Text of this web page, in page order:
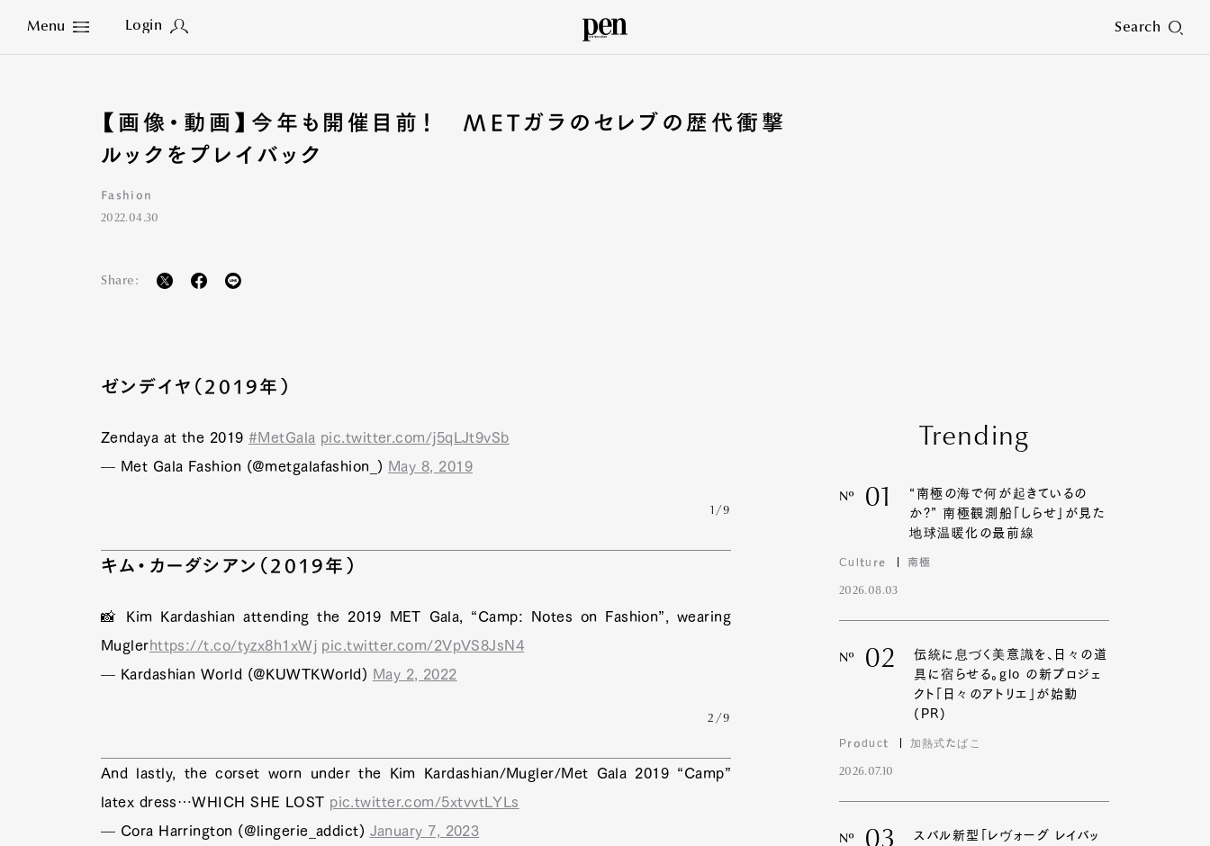
Menu Login Search
Close
【画像・動画】今年も開催目前！ METガラのセレブの歴代衝撃
ルックをプレイバック
Fashion
2022.04.30
Share:
ゼンデイヤ（2019年）
Zendaya at the 2019 #MetGala pic.twitter.com/j5qLJt9vSb
— Met Gala Fashion (@metgalafashion_) May 8, 2019
1/9
キム・カーダシアン（2019年）
📸 Kim Kardashian attending the 2019 MET Gala, “Camp: Notes on Fashion”, wearing
Muglerhttps://t.co/tyzx8h1xWj pic.twitter.com/2VpVS8JsN4
— Kardashian World (@KUWTKWorld) May 2, 2022
2/9
And lastly, the corset worn under the Kim Kardashian/Mugler/Met Gala 2019 “Camp”
latex dress…WHICH SHE LOST pic.twitter.com/5xtvvtLYLs
— Cora Harrington (@lingerie_addict) January 7, 2023
Trending
Nº 01
“南極の海で何が起きているの
か?” 南極観測船「しらせ」が見た
地球温暖化の最前線
Culture 南極
2026.08.03
Nº 02
伝統に息づく美意識を、日々の道
具に宿らせる。glo の新プロジェ
クト「日々のアトリエ」が始動
(PR)
Product 加熱式たばこ
2026.07.10
Nº
スバル新型「レヴォーグ レイバッ